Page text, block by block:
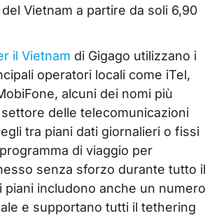
Vietnam a partire da soli 6,90
il Vietnam di Gigago utilizzano i
operatori locali come iTel,
alcuni dei nomi più
delle telecomunicazioni
tra piani dati giornalieri o fissi
di viaggio per
senza sforzo durante tutto il
piani includono anche un numero
e supportano tutti il tethering